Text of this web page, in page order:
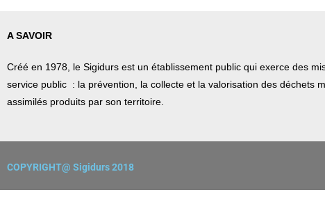
A SAVOIR
Créé en 1978, le Sigidurs est un établissement public qui exerce des
service public : la prévention, la collecte et la valorisation des déchets
assimilés produits par son territoire.
COPYRIGHT@ Sigidurs 2018